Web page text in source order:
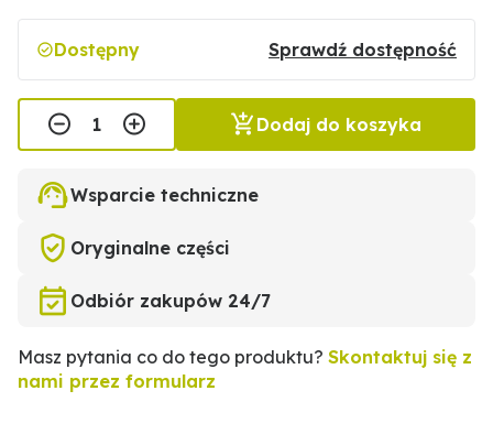
Dostępny Sprawdź dostępność
Dodaj do koszyka
Wsparcie techniczne
Oryginalne części
Odbiór zakupów 24/7
Masz pytania co do tego produktu? Skontaktuj się z
nami przez formularz